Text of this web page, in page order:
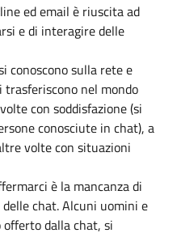
ed email è riuscita ad
e di interagire delle
conoscono sulla rete e
trasferiscono nel mondo
con soddisfazione (si
conosciute in chat), a
volte con situazioni
è la mancanza di
chat. Alcuni uomini e
dalla chat, si